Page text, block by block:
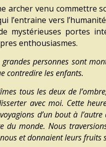
archer venu
l’entraine vers
mystérieuses portes
enthousiasmes.
personnes sont
contredire les enfants.
tous les deux de
avec moi. Cette
d’un bout à
du monde. Nous
et donnaient leurs fruits